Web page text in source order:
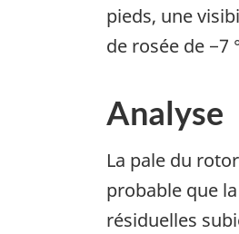
pieds, une
de rosée de
Analyse
La pale du
probable que
résiduelles